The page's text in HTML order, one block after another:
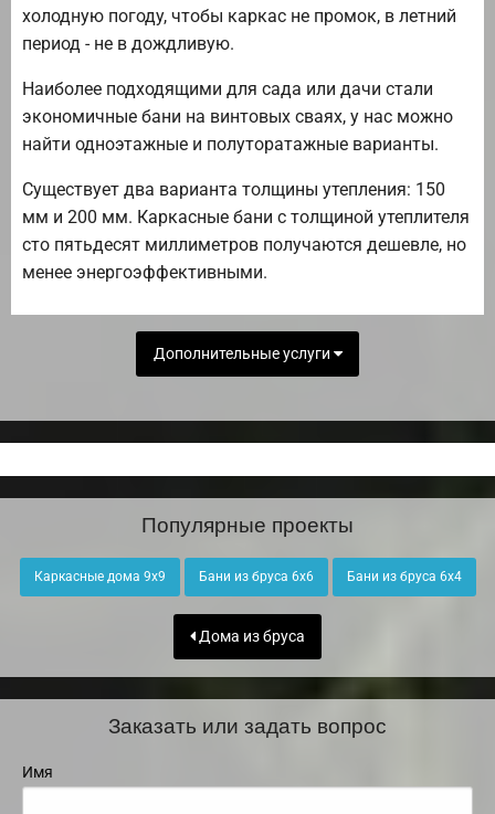
холодную погоду, чтобы каркас не промок, в летний
период - не в дождливую.
Наиболее подходящими для сада или дачи стали
экономичные бани на винтовых сваях, у нас можно
найти одноэтажные и полуторатажные варианты.
Существует два варианта толщины утепления: 150
мм и 200 мм. Каркасные бани с толщиной утеплителя
сто пятьдесят миллиметров получаются дешевле, но
менее энергоэффективными.
Дополнительные услуги
Популярные проекты
Каркасные дома 9х9 Бани из бруса 6х6 Бани из бруса 6х4
Дома из бруса
Заказать или задать вопрос
Имя